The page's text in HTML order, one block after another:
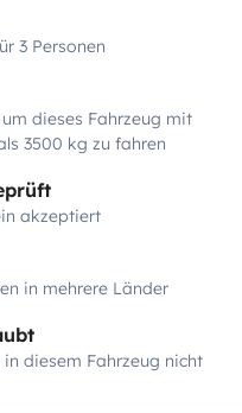
3 Personen
dieses Fahrzeug mit
3500 kg zu fahren
akzeptiert
in mehrere Länder
diesem Fahrzeug nicht